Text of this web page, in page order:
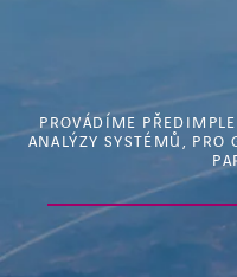
PROVÁDÍME
ANALÝZY SYSTÉMŮ, PRO